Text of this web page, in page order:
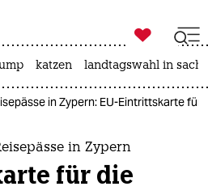
zahl ich
ich

taz zahl ich
katzen landtagswahl in
in Zypern: EU-Eintrittskarte für
in Zypern
für die